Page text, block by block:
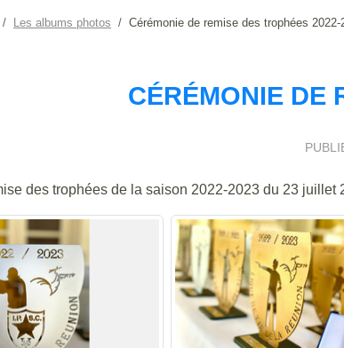
Les albums photos Cérémonie de remise des trophées 2022-
CÉRÉMONIE DE
des trophées de la saison 2022-2023 du 23